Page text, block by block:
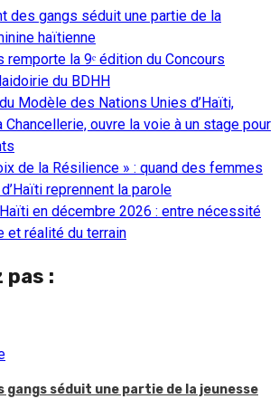
des gangs séduit une partie de la
haïtienne
remporte la 9ᵉ édition du Concours
du BDHH
Modèle des Nations Unies d’Haïti,
Chancellerie, ouvre la voie à un stage pour
de la Résilience » : quand des femmes
reprennent la parole
en décembre 2026 : entre nécessité
et réalité du terrain
pas :
gangs séduit une partie de la jeunesse